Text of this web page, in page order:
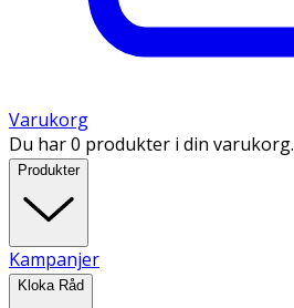
Varukorg
Du har 0 produkter i din varukorg.
Produkter
Kampanjer
Kloka Råd